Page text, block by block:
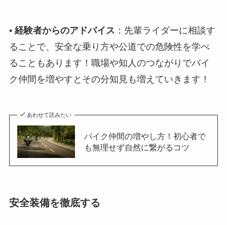
• 経験者からのアドバイス ：先輩ライダーに相談す
ることで、安全な乗り方や公道での危険性を学べ
ることもあります！職場や知人のつながりでバイ
ク仲間を増やすとその分知見も増えていきます！
あわせて読みたい
バイク仲間の増やし方！初心者で
も無理せず自然に繋がるコツ
安全装備を徹底する